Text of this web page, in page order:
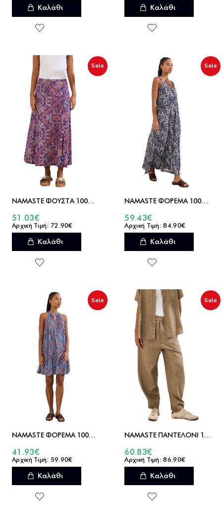
Καλάθι Καλάθι
Sale
NAMASTE ΦΟΥΣΤΑ 100%ΒΑΜ STEFANIE - SS0326016
51.03€
72.90€
Καλάθι
Sale
NAMASTE ΦΟΡΕΜΑ 100%ΒΙΣΚ ORALI - SS0826019
59.43€
84.90€
Καλάθι
Sale
NAMASTE ΦΟΡΕΜΑ 100%ΒΙΣΚ NANCY - SS0826029
41.93€
59.90€
Καλάθι
Sale
NAMASTE ΠΑΝΤΕΛΟΝΙ 100%ΛΙΝ MATEO - SS0126045
60.83€
86.90€
Καλάθι